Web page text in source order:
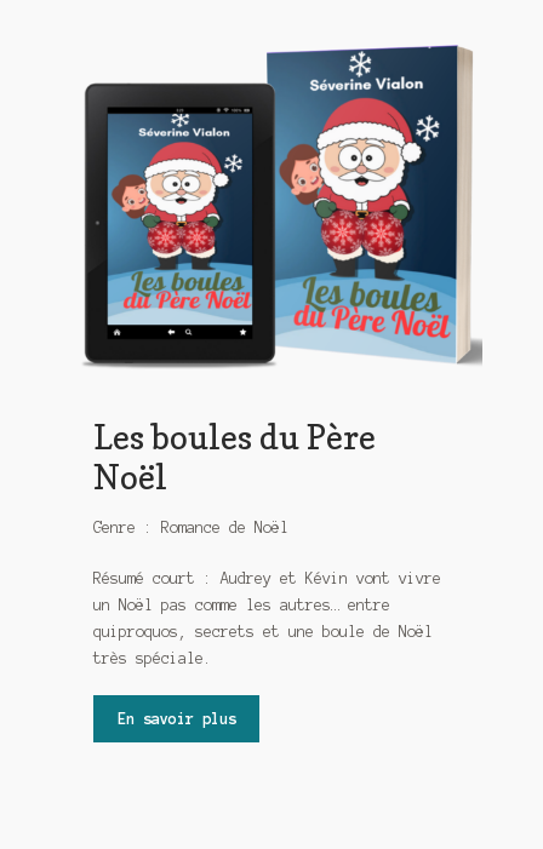
Les boules du Père
Noël
Genre : Romance de Noël
Résumé court : Audrey et Kévin vont vivre
un Noël pas comme les autres… entre
quiproquos, secrets et une boule de Noël
très spéciale.
En savoir plus